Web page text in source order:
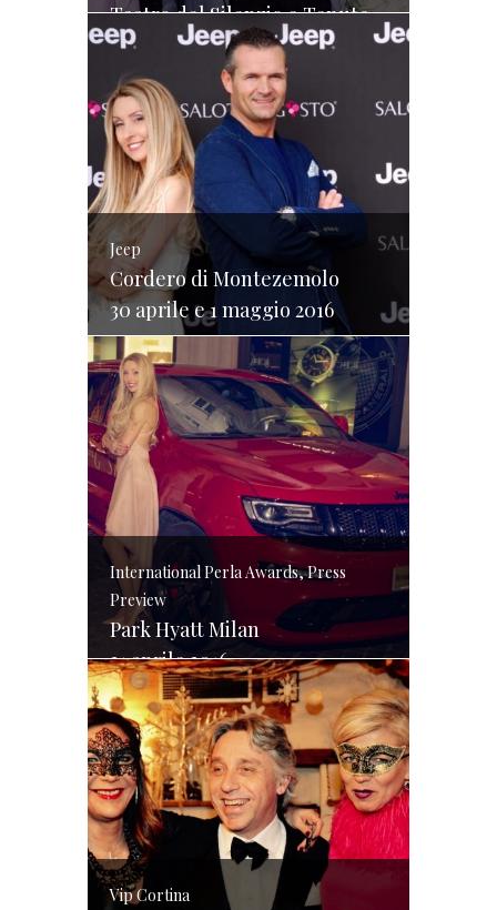
Teatro del Silenzio e Tenute Bocelli – luglio 2015
Jeep
Cordero di Montezemolo
30 aprile e 1 maggio 2016
International Perla Awards, Press
Preview
Park Hyatt Milan
21 aprile 2016
Vip Cortina